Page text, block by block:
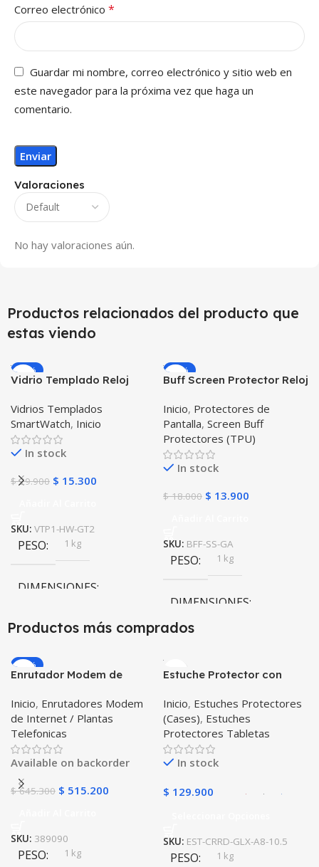
Valoraciones
No hay valoraciones aún.
Correo electrónico *
Guardar mi nombre, correo electrónico y sitio web en
este navegador para la próxima vez que haga un
comentario.
Productos relacionados del producto que
estas viendo
-49%
Vidrio Templado Reloj
Huawei Gt2 46mm
Vidrios Templados
SmartWatch, Inicio
In stock
$29.900 $ 15.300
SKU: VTP1-HW-GT2
PESO 1 kg
DIMENSIONES
10 × 10 × 10 cm
-23%
Buff Screen Protector Reloj
Samsung Galaxy Active
Inicio, Protectores de
Pantalla, Screen Buff
Protectores (TPU)
In stock
$18.000 $ 13.900
SKU: BFF-SS-GA
PESO 1 kg
DIMENSIONES
Productos más comprados
-20%
Enrutador Modem de
Libre Todo Operador 4G
LTE SIMCARD
Inicio, Enrutadores Modem
de Internet / Plantas
Telefonicas
Available on backorder
$645.300 $ 515.200
SKU: 389090
PESO 1 kg
Estuche Protector con
Tablet Samsung Galaxy
Tab A8 10.5 2021 – 2022
SM-x200 SM-x205 Anti
golpes con soporte
Inicio, Estuches Protectores
(Cases), Estuches
Protectores Tabletas
In stock
$ 129.900
SKU: EST-CRRD-GLX-A8-10.5
PESO 1 kg